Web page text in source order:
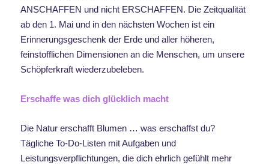
ANSCHAFFEN und nicht ERSCHAFFEN. Die Zeitqualität
ab den 1. Mai und in den nächsten Wochen ist ein
Erinnerungsgeschenk der Erde und aller höheren,
feinstofflichen Dimensionen an die Menschen, um unsere
Schöpferkraft wiederzubeleben.
Erschaffe was dich glücklich macht
Die Natur erschafft Blumen … was erschaffst du?
Tägliche To-Do-Listen mit Aufgaben und
Leistungsverpflichtungen, die dich ehrlich gefühlt mehr